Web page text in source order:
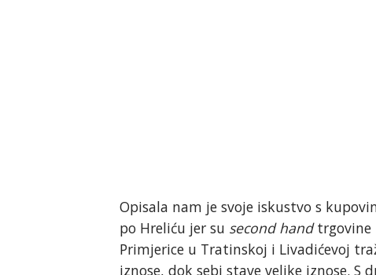
Opisala nam je svoje iskustvo s
po Hreliću jer su second handtrgovine
Primjerice u Tratinskoj i Livadićevoj
iznose, dok sebi stave velike iznose.